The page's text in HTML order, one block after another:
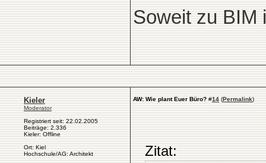
Soweit zu
Kieler
Moderator
Registriert seit: 22.02.2005
Beiträge: 2.336
Kieler: Offline
Ort: Kiel
Hochschule/AG: Architekt
AW: Wie plant Euer Büro? #14 (Permalink)
Zitat: